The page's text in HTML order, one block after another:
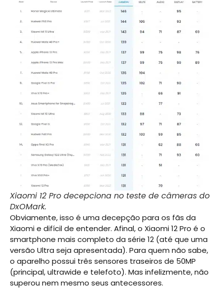
Xiaomi 12 Pro decepciona no teste de câmeras do
DxOMark.
Obviamente, isso é uma decepção para os fãs da
Xiaomi e difícil de entender. Afinal, o Xiaomi 12 Pro é o
smartphone mais completo da série 12 (até que uma
versão Ultra seja apresentada). Para quem não sabe,
o aparelho possui três sensores traseiros de 50MP
(principal, ultrawide e telefoto). Mas infelizmente, não
superou nem mesmo seus antecessores.